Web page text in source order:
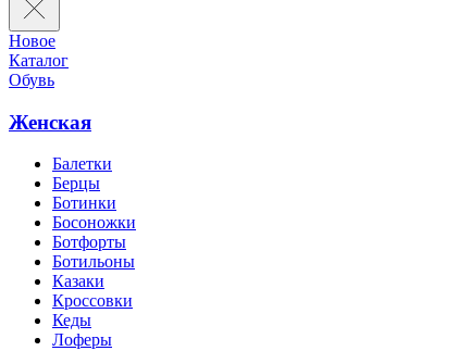
Новое
Каталог
Обувь
Женская
Балетки
Берцы
Ботинки
Босоножки
Ботфорты
Ботильоны
Казаки
Кроссовки
Кеды
Лоферы